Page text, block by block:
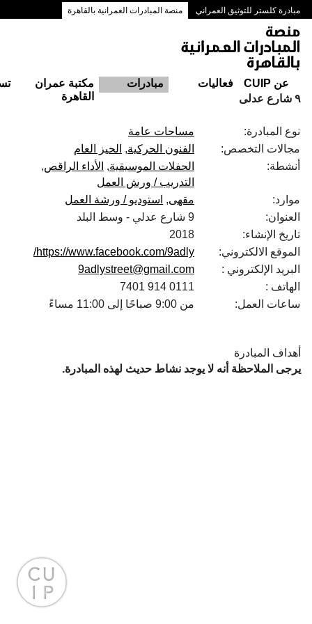
مبادرة كلستر للتوثيق العمراني منصة المبادرات العمرانية بالقاهرة
ممرات وسط البلد بالقاهرة
عن CUIP فعاليات مبادرات
مكتبة عمران
القاهرة
٩ شارع عدلى
نوع المبادرة:
مساحات عامة
مجالات التخصص:
الفنون الحركية
الحيز العام
أنشطة:
الحفلات الموسيقية
الأداء الراقص
التدريب / ورش العمل
موارد:
مقهى
استوديو / ورشة العمل
العنوان:
9 شارع عدلي - وسط البلد‎
تاريخ الإنشاء:
2018
الموقع الالكتروني:
https://www.facebook.com/9adly/
البريد الإلكتروني :
9adlystreet@gmail.com
الهاتف :
0111 914 7401
ساعات العمل:
من 9:00 صباحًا إلى 11:00 مساءً
أهداف المبادرة
يرجى الملاحظة أنه لا يوجد نشاط حديث لهذه المبادرة.